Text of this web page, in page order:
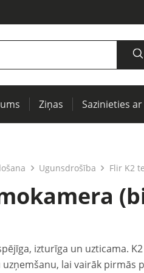
Ziņas Sazinieties ar
Ugunsdrošība Flir K2
izturīga un uzticama.
lai vairāk pirmās